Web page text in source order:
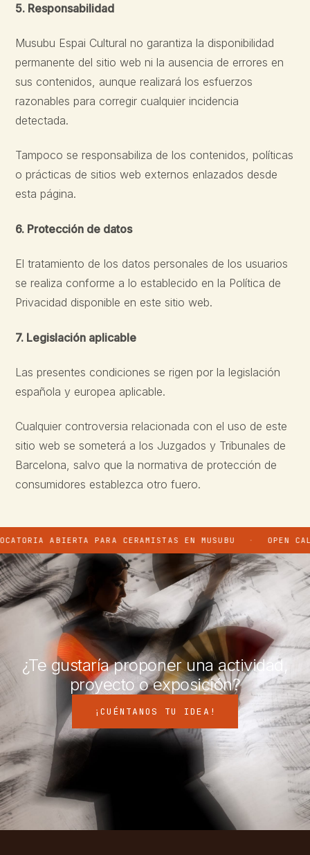
5. Responsabilidad
Musubu Espai Cultural no garantiza la disponibilidad
permanente del sitio web ni la ausencia de errores en
sus contenidos, aunque realizará los esfuerzos
razonables para corregir cualquier incidencia
detectada.
Tampoco se responsabiliza de los contenidos, políticas
o prácticas de sitios web externos enlazados desde
esta página.
6. Protección de datos
El tratamiento de los datos personales de los usuarios
se realiza conforme a lo establecido en la Política de
Privacidad disponible en este sitio web.
7. Legislación aplicable
Las presentes condiciones se rigen por la legislación
española y europea aplicable.
Cualquier controversia relacionada con el uso de este
sitio web se someterá a los Juzgados y Tribunales de
Barcelona, salvo que la normativa de protección de
consumidores establezca otro fuero.
ABIERTA PARA CERAMISTAS EN MUSUBU · OPEN CALL →
¿Te gustaría proponer una actividad,
proyecto o exposición?
¡CUÉNTANOS TU IDEA!